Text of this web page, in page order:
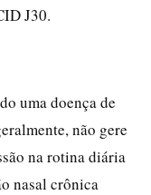
J30.
uma doença de
não gere
na rotina diária
nasal crônica